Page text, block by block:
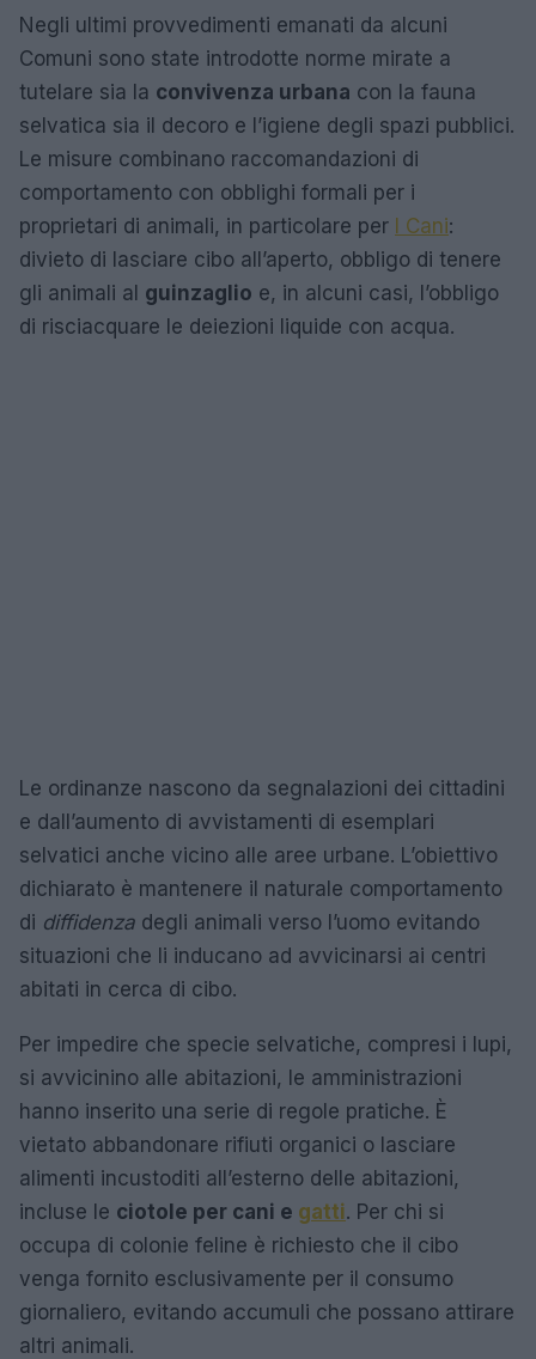
Negli ultimi provvedimenti emanati da alcuni
Comuni sono state introdotte norme mirate a
tutelare sia la convivenza urbana con la fauna
selvatica sia il decoro e l’igiene degli spazi pubblici.
Le misure combinano raccomandazioni di
comportamento con obblighi formali per i
proprietari di animali, in particolare per
I Cani:
divieto di lasciare cibo all’aperto, obbligo di tenere
gli animali al guinzaglio e, in alcuni casi, l’obbligo
di risciacquare le deiezioni liquide con acqua.
Le ordinanze nascono da segnalazioni dei cittadini
e dall’aumento di avvistamenti di esemplari
selvatici anche vicino alle aree urbane. L’obiettivo
dichiarato è mantenere il naturale comportamento
di diffidenza degli animali verso l’uomo evitando
situazioni che li inducano ad avvicinarsi ai centri
abitati in cerca di cibo.
Per impedire che specie selvatiche, compresi i lupi,
si avvicinino alle abitazioni, le amministrazioni
hanno inserito una serie di regole pratiche. È
vietato abbandonare rifiuti organici o lasciare
alimenti incustoditi all’esterno delle abitazioni,
incluse le ciotole per cani e gatti. Per chi si
occupa di colonie feline è richiesto che il cibo
venga fornito esclusivamente per il consumo
giornaliero, evitando accumuli che possano attirare
altri animali.